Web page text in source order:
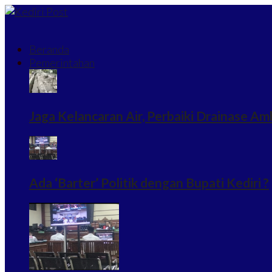
Beranda
Pemerintahan
Jaga Kelancaran Air, Perbaiki Drainase
Ada ‘Barter’ Politik dengan Bupati Kediri ?